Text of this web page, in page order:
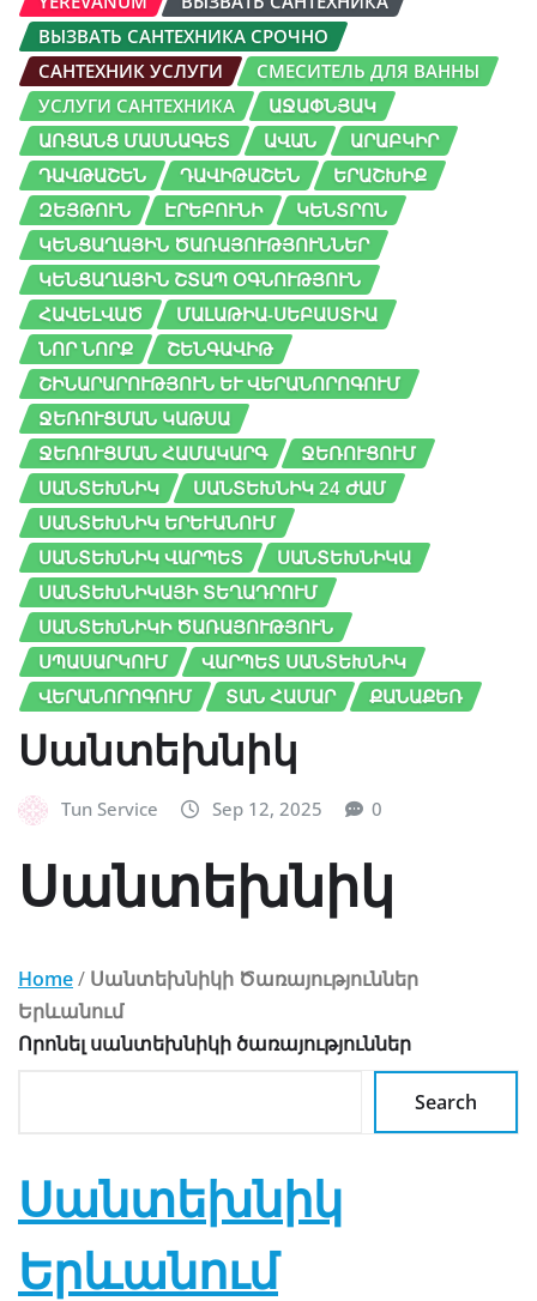
ВЫЗВАТЬ САНТЕХНИКА СРОЧНО
САНТЕХНИК УСЛУГИ
СМЕСИТЕЛЬ ДЛЯ ВАННЫ
УСЛУГИ САНТЕХНИКА
ԱՋԱՓՆՅԱԿ
ԱՌՑԱՆՑ ՄԱՍՆԱԳԵՏ
ԱՎԱՆ
ԱՐԱԲԿԻՐ
ԴԱՎԹԱՇԵՆ
ԴԱՎԻԹԱՇԵՆ
ԵՐԱՇԽԻՔ
ԶԵՅԹՈՒՆ
ԷՐԵԲՈՒՆԻ
ԿԵՆՏՐՈՆ
ԿԵՆՑԱՂԱՅԻՆ ԾԱՌԱՅՈՒԹՅՈՒՆՆԵՐ
ԿԵՆՑԱՂԱՅԻՆ ՇՏԱՊ ՕԳՆՈՒԹՅՈՒՆ
ՀԱՎԵԼՎԱԾ
ՄԱԼԱԹԻԱ-ՍԵԲԱՍՏԻԱ
ՆՈՐ ՆՈՐՔ
ՇԵՆԳԱՎԻԹ
ՇԻՆԱՐԱՐՈՒԹՅՈՒՆ ԵՒ ՎԵՐԱՆՈՐՈԳՈՒՄ
ՋԵՌՈՒՑՄԱՆ ԿԱԹՍԱ
ՋԵՌՈՒՑՄԱՆ ՀԱՄԱԿԱՐԳ
ՋԵՌՈՒՑՈՒՄ
ՍԱՆՏԵԽՆԻԿ
ՍԱՆՏԵԽՆԻԿ 24 ԺԱՄ
ՍԱՆՏԵԽՆԻԿ ԵՐԵՒԱՆՈՒՄ
ՍԱՆՏԵԽՆԻԿ ՎԱՐՊԵՏ
ՍԱՆՏԵԽՆԻԿԱ
ՍԱՆՏԵԽՆԻԿԱՅԻ ՏԵՂԱԴՐՈՒՄ
ՍԱՆՏԵԽՆԻԿԻ ԾԱՌԱՅՈՒԹՅՈՒՆ
ՍՊԱՍԱՐԿՈՒՄ
ՎԱՐՊԵՏ ՍԱՆՏԵԽՆԻԿ
ՎԵՐԱՆՈՐՈԳՈՒՄ
ՏԱՆ ՀԱՄԱՐ ՔԱՆԱՔԵՌ
Սանտեխնիկ
Tun Service Sep 12, 2025 0
Սանտեխնիկ
Home/ Սանտեխնիկի Ծառայություններ
Երևանում
Որոնել սանտեխնիկի ծառայություններ
Search
Սանտեխնիկ
Երևանում